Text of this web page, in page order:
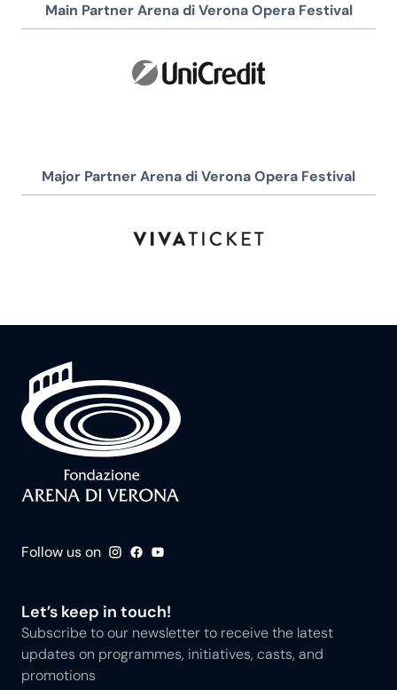
Main Partner Arena di Verona Opera Festival
Major Partner Arena di Verona Opera Festival
Follow us on
Let’s keep in touch!
Subscribe to our newsletter to receive the latest
updates on programmes, initiatives, casts, and
promotions